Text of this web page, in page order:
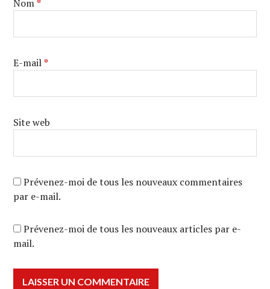
Nom*
E-mail*
Site web
Prévenez-moi de tous les nouveaux commentaires
par e-mail.
Prévenez-moi de tous les nouveaux articles par e-
mail.